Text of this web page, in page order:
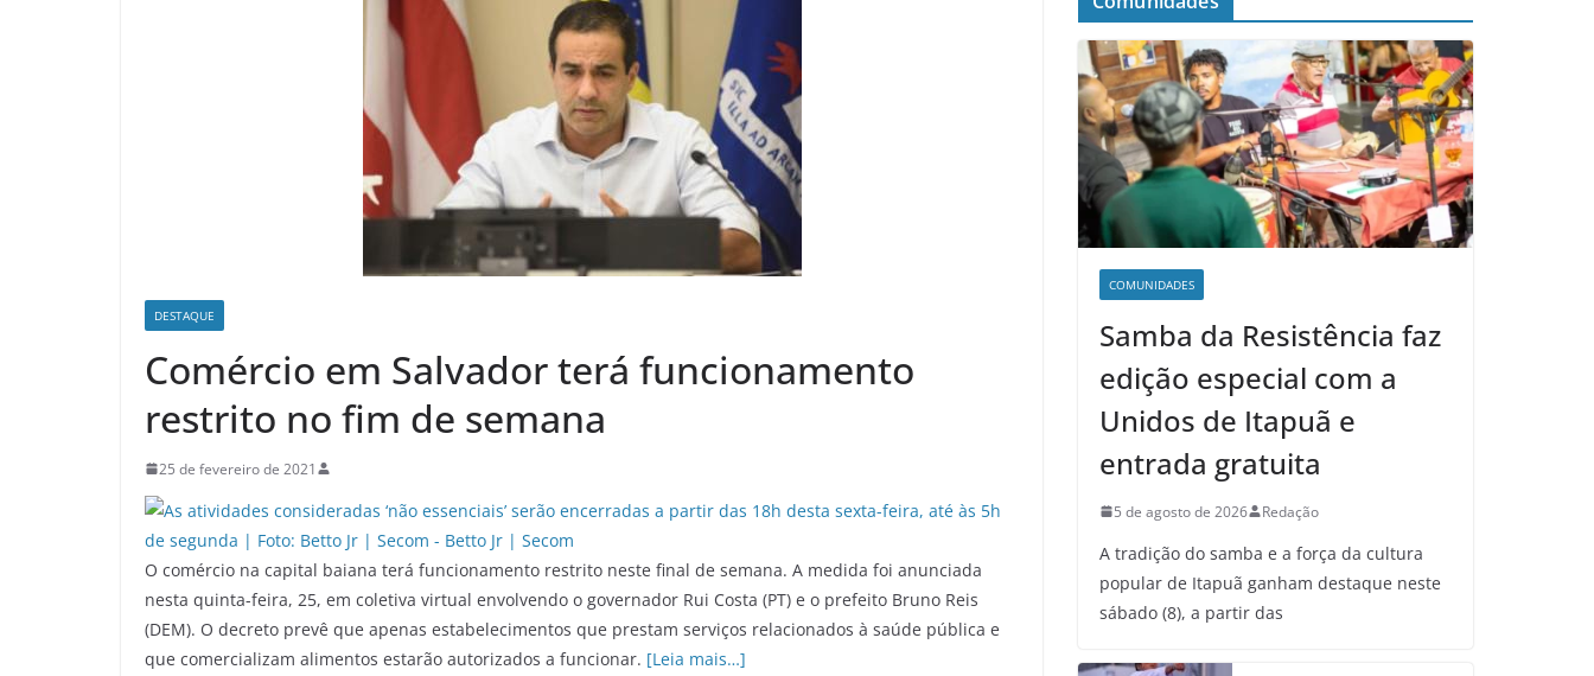
DESTAQUE
Comércio em Salvador terá funcionamento
restrito no fim de semana
25 de fevereiro de 2021
O comércio na capital baiana terá funcionamento restrito neste final de semana. A medida foi anunciada
nesta quinta-feira, 25, em coletiva virtual envolvendo o governador Rui Costa (PT) e o prefeito Bruno Reis
(DEM). O decreto prevê que apenas estabelecimentos que prestam serviços relacionados à saúde pública e
que comercializam alimentos estarão autorizados a funcionar. [Leia mais…]
COMUNIDADES
Samba da Resistência faz
edição especial com a
Unidos de Itapuã e
entrada gratuita
5 de agosto de 2026 Redação
A tradição do samba e a força da cultura
popular de Itapuã ganham destaque neste
sábado (8), a partir das